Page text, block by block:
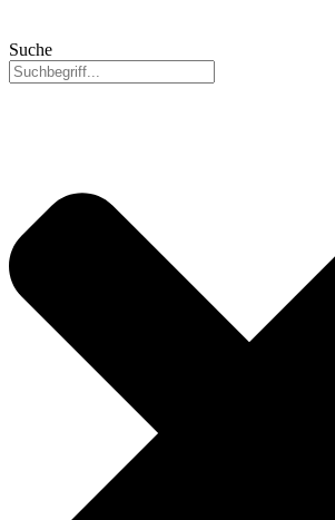
Suche